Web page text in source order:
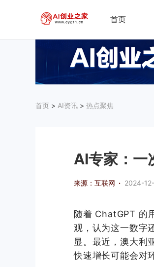
首页
首页 > AI资讯 > 热点聚焦
AI专家：一
来源：互联网 · 2024-
随着 ChatGPT 的
观，认为这一数字
显。最近，澳大利
快速增长可能会对